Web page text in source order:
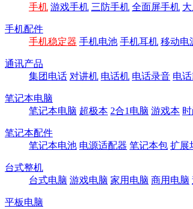
手机 游戏手机 三防手机 全面屏手机
手机配件
手机稳定器 手机电池 手机耳机 移动电
通讯产品
集团电话 对讲机 电话机 电话录音 电
笔记本电脑
笔记本电脑 超极本 2合1电脑 游戏本
笔记本配件
笔记本电池 电源适配器 笔记本包 扩展
台式整机
台式电脑 游戏电脑 家用电脑 商用电脑
平板电脑